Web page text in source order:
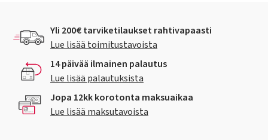
Yli 200€ tarviketilaukset rahtivapaasti
Lue lisää toimitustavoista
14 päivää ilmainen palautus
Lue lisää palautuksista
Jopa 12kk korotonta maksuaikaa
Lue lisää maksutavoista